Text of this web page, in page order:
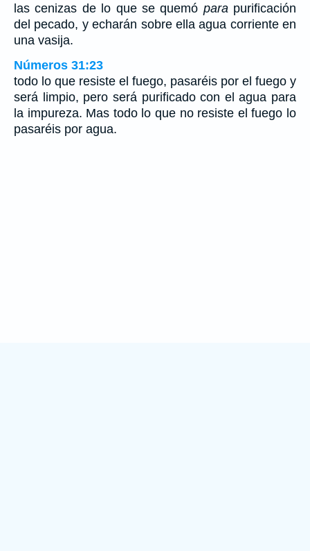
las cenizas de lo que se quemó para purificación
del pecado, y echarán sobre ella agua corriente en
una vasija.
Números 31:23
todo lo que resiste el fuego, pasaréis por el fuego y
será limpio, pero será purificado con el agua para
la impureza. Mas todo lo que no resiste el fuego lo
pasaréis por agua.